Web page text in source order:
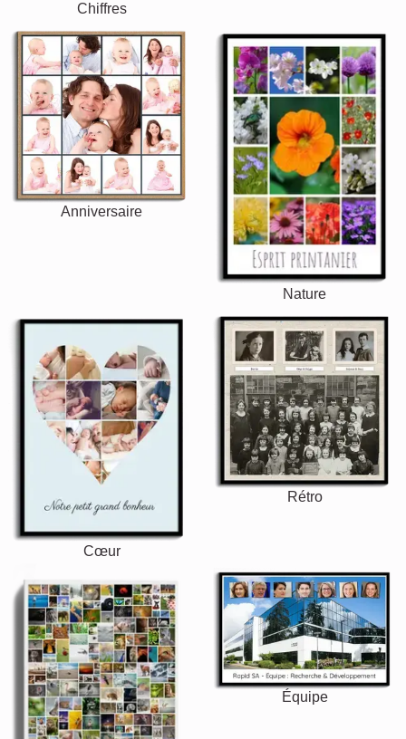
Chiffres
Anniversaire
Nature
Cœur
Rétro
Équipe